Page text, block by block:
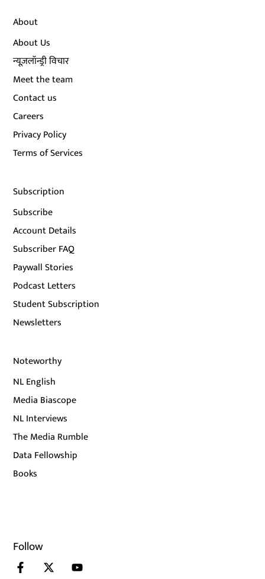
About
About Us
न्यूज़लॉन्ड्री विचार
Meet the team
Contact us
Careers
Privacy Policy
Terms of Services
Subscription
Subscribe
Account Details
Subscriber FAQ
Paywall Stories
Podcast Letters
Student Subscription
Newsletters
Noteworthy
NL English
Media Biascope
NL Interviews
The Media Rumble
Data Fellowship
Books
Follow